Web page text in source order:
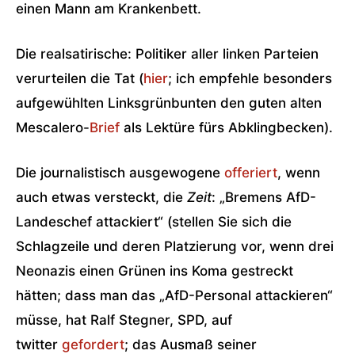
einen Mann am Krankenbett.
Die realsatirische: Politiker aller linken Parteien
verurteilen die Tat (hier; ich empfehle besonders
aufgewühlten Linksgrünbunten den guten alten
Mescalero-Brief als Lektüre fürs Abklingbecken).
Die journalistisch ausgewogene offeriert, wenn
auch etwas versteckt, die Zeit: „Bremens AfD-
Landeschef attackiert“ (stellen Sie sich die
Schlagzeile und deren Platzierung vor, wenn drei
Neonazis einen Grünen ins Koma gestreckt
hätten; dass man das „AfD-Personal attackieren“
müsse, hat Ralf Stegner, SPD, auf
twitter gefordert; das Ausmaß seiner